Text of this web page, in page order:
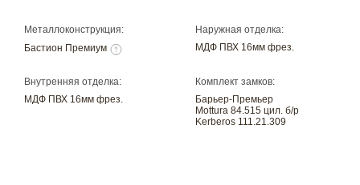
Металлоконструкция:
Бастион Премиум
Наружная отделка:
МДФ ПВХ 16мм фрез.
Внутренняя отделка:
МДФ ПВХ 16мм фрез.
Комплект замков:
Барьер-Премьер
Mottura 84.515 цил. б/р
Kerberos 111.21.309